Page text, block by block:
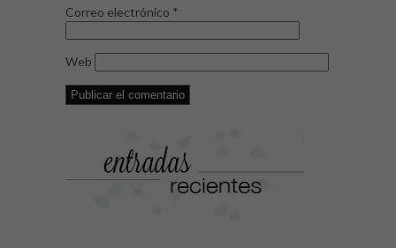
Correo electrónico *
Web